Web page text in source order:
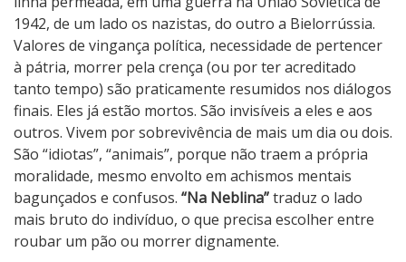
1942, de um lado os nazistas, do outro a Bielorrússia.
Valores de vingança política, necessidade de pertencer
à pátria, morrer pela crença (ou por ter acreditado
tanto tempo) são praticamente resumidos nos diálogos
finais. Eles já estão mortos. São invisíveis a eles e aos
outros. Vivem por sobrevivência de mais um dia ou dois.
São “idiotas”, “animais”, porque não traem a própria
moralidade, mesmo envolto em achismos mentais
bagunçados e confusos. “Na Neblina”traduz o lado
mais bruto do indivíduo, o que precisa escolher entre
roubar um pão ou morrer dignamente.